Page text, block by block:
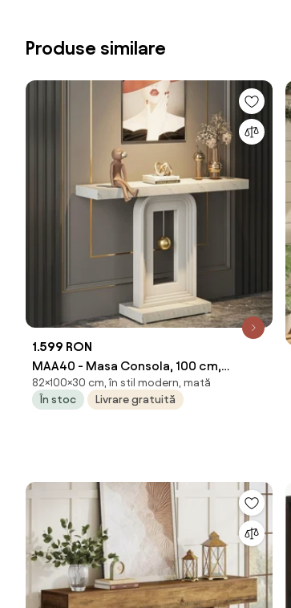
Produse similare
1.599 RON
MAA40 - Masa Consola, 100 cm,
masuta hol, living, dormitor - Alb -
Imitatie de Marmura
82×100×30 cm, în stil modern, mată
În stoc
Livrare gratuită